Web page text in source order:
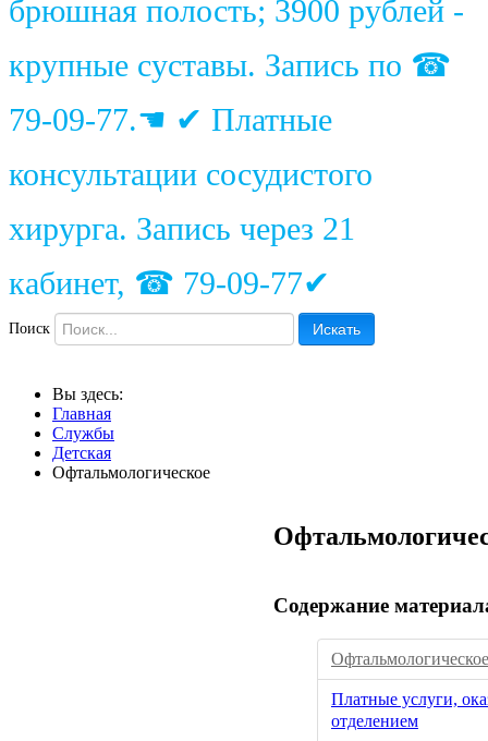
брюшная полость; 3900 рублей -
крупные суставы. Запись по ☎
79-09-77.☚ ✔ Платные
консультации сосудистого
хирурга. Запись через 21
кабинет, ☎ 79-09-77✔
Поиск Искать
Вы здесь:
Главная
Службы
Детская
Офтальмологическое
Содержание
Платные услуги,
отделением